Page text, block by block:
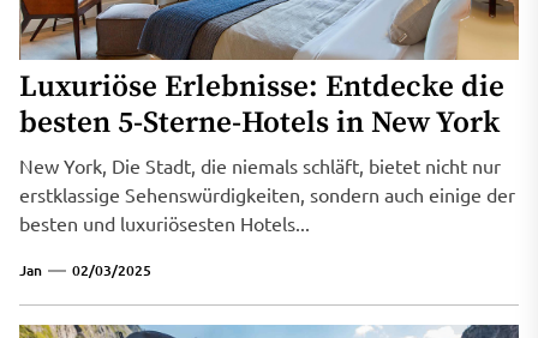
Luxuriöse Erlebnisse: Entdecke die
besten 5-Sterne-Hotels in New York
New York, Die Stadt, die niemals schläft, bietet nicht nur
erstklassige Sehenswürdigkeiten, sondern auch einige der
besten und luxuriösesten Hotels...
Jan 02/03/2025